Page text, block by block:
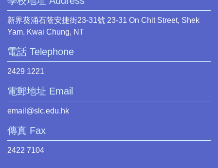
新界葵涌石蔭安捷街23-31號 23-31 On Chit Street, Shek
Yam, Kwai Chung, NT
電話 Telephone
2429 1221
電郵地址 Email
email@slc.edu.hk
傳真 Fax
2422 7104